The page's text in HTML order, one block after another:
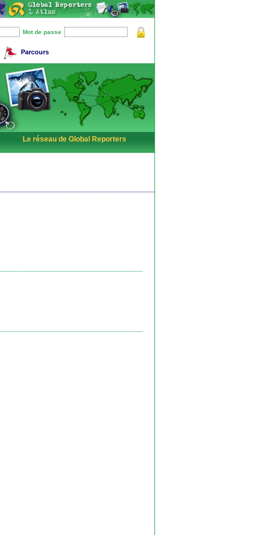
Mot de passe
Parcours
Le réseau de Global Reporters